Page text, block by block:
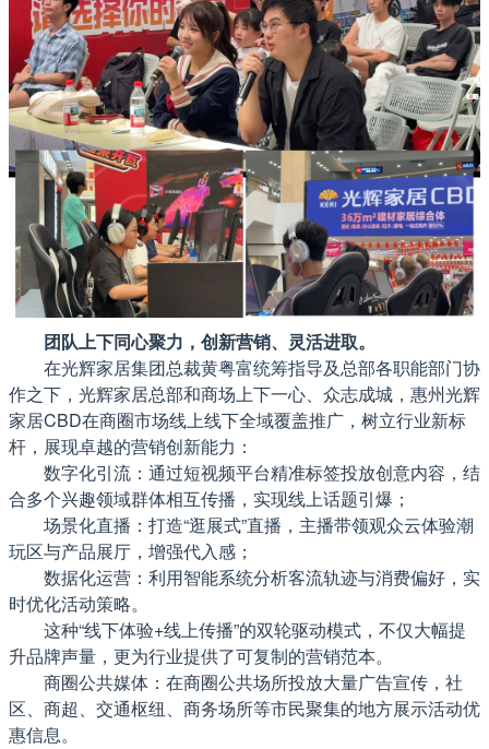
团队上下同心聚力，创新营销、灵活进取。
在光辉家居集团总裁黄粤富统筹指导及总部各职能部门协
作之下，光辉家居总部和商场上下一心、众志成城，惠州光辉
家居CBD在商圈市场线上线下全域覆盖推广，树立行业新标
杆，展现卓越的营销创新能力：
数字化引流：通过短视频平台精准标签投放创意内容，结
合多个兴趣领域群体相互传播，实现线上话题引爆；
场景化直播：打造“逛展式”直播，主播带领观众云体验潮
玩区与产品展厅，增强代入感；
数据化运营：利用智能系统分析客流轨迹与消费偏好，实
时优化活动策略。
这种“线下体验+线上传播”的双轮驱动模式，不仅大幅提
升品牌声量，更为行业提供了可复制的营销范本。
商圈公共媒体：在商圈公共场所投放大量广告宣传，社
区、商超、交通枢纽、商务场所等市民聚集的地方展示活动优
惠信息。